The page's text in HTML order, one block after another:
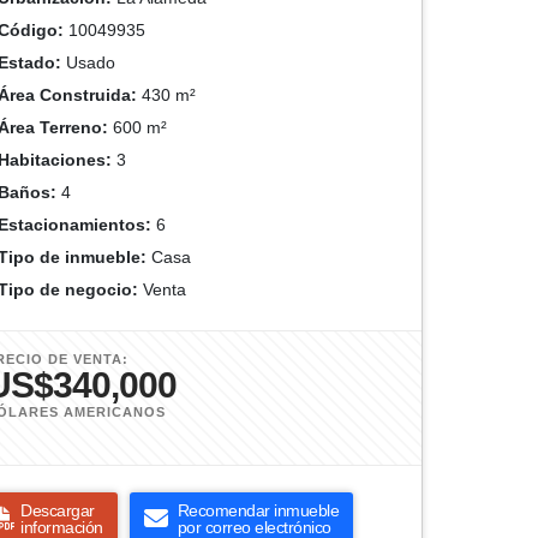
10049935
Usado
Construida: 430 m²
Terreno: 600 m²
3
4
6
de inmueble: Casa
de negocio: Venta
DE VENTA:
AMERICANOS
Descargar
información
Recomendar inmueble
por correo electrónico